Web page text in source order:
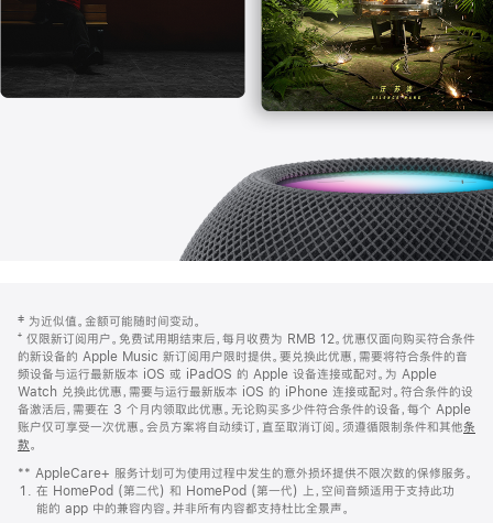
页
页
脚
注
‡ 为近似值。金额可能随时间变动。
⁺ 仅限新订阅用户。免费试用期结束后，每月收费为 RMB 12。优惠仅面向购买符合条件
的新设备的 Apple Music 新订阅用户限时提供。要兑换此优惠，需要将符合条件的音
频设备与运行最新版本 iOS 或 iPadOS 的 Apple 设备连接或配对。为 Apple
Watch 兑换此优惠，需要与运行最新版本 iOS 的 iPhone 连接或配对。符合条件的设
备激活后，需要在 3 个月内领取此优惠。无论购买多少件符合条件的设备，每个 Apple
账户仅可享受一次优惠。会员方案将自动续订，直至取消订阅。须遵循限制条件和其他条
款。
窗
口
中
** AppleCare+ 服务计划可为使用过程中发生的意外损坏提供不限次数的保修服务。
在 HomePod (第二代) 和 HomePod (第一代) 上，空间音频适用于支持此功
能的 app 中的兼容内容。并非所有内容都支持杜比全景声。